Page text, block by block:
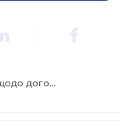
Публічні закупівлі: прийнято Закон щодо договорів керованого доступу